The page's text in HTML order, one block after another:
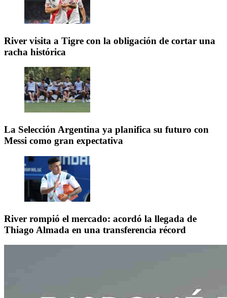
River visita a Tigre con la obligación de cortar una
racha histórica
La Selección Argentina ya planifica su futuro con
Messi como gran expectativa
River rompió el mercado: acordó la llegada de
Thiago Almada en una transferencia récord